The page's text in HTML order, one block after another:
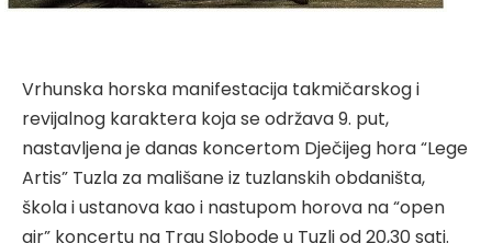
Vrhunska horska manifestacija takmičarskog i
revijalnog karaktera koja se održava 9. put,
nastavljena je danas koncertom Dječijeg hora “Lege
Artis” Tuzla za mališane iz tuzlanskih obdaništa,
škola i ustanova kao i nastupom horova na “open
air” koncertu na Trgu Slobode u Tuzli od 20,30 sati.